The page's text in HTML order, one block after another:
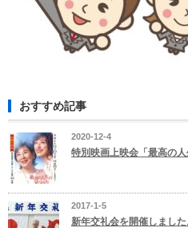
おすすめ記事
2020-12-4
特別映画上映会「最高の人
2017-1-5
新年交礼会を開催しました